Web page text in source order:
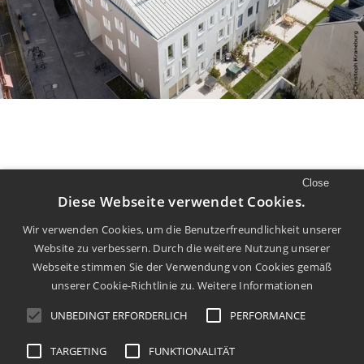
LUST AUF MEHR
Mehr Filme und Diskurs finden Sie auf
unseremYoutubeKanal.
info@dachkult.de
Close
Diese Webseite verwendet Cookies.
Wir verwenden Cookies, um die Benutzerfreundlichkeit unserer
Website zu verbessern. Durch die weitere Nutzung unserer
Webseite stimmen Sie der Verwendung von Cookies gemäß
unserer Cookie-Richtlinie zu. Weitere Informationen
UNBEDINGT ERFORDERLICH PERFORMANCE
TARGETING FUNKTIONALITÄT